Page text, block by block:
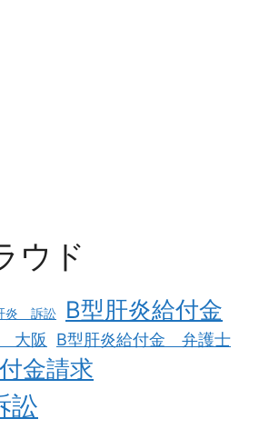
ウド
炎 訴訟 B型肝炎給付金
大阪 B型肝炎給付金 弁護士
金請求
訟